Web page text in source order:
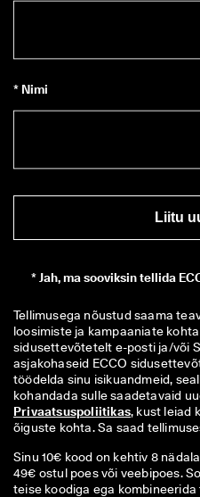
* Nimi
Liitu
*Jah, ma sooviksin tellida
Tellimusega nõustud saama
loosimiste ja kampaaniate
sidusettevõtetelt e-posti ja/või
asjakohaseid ECCO
töödelda sinu isikuandmeid,
Privaatsuspoliitikas, kust leiad
õiguste kohta. Sa saad
Sinu 10€ kood on kehtiv 8
49€ ostul poes või veebipoes.
teise koodiga ega